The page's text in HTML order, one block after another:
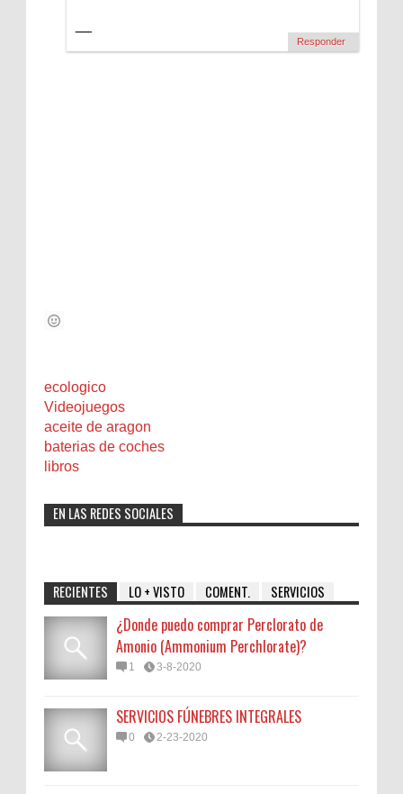
Responder
ecologico
Videojuegos
aceite de aragon
baterias de coches
libros
EN LAS REDES SOCIALES
RECIENTES LO + VISTO COMENT. SERVICIOS
¿Donde puedo comprar Perclorato de
Amonio (Ammonium Perchlorate)?
1 3-8-2020
SERVICIOS FÚNEBRES INTEGRALES
0 2-23-2020